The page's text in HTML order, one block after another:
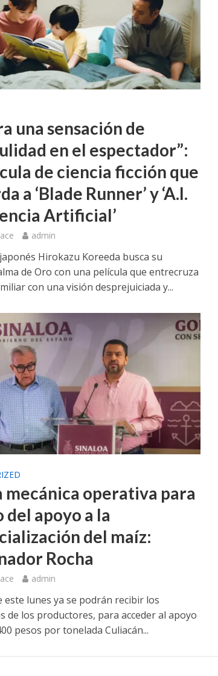
una sensación de
en el espectador”:
de ciencia ficción que
a ‘Blade Runner’ y ‘A.I.
Artificial’
admin
Hirokazu Koreeda busca su
de Oro con una película que entrecruza
con una visión desprejuiciada y...
mecánica operativa para
del apoyo a la
del maíz:
Rocha
admin
lunes ya se podrán recibir los
de los productores, para acceder al apoyo
pesos por tonelada Culiacán...